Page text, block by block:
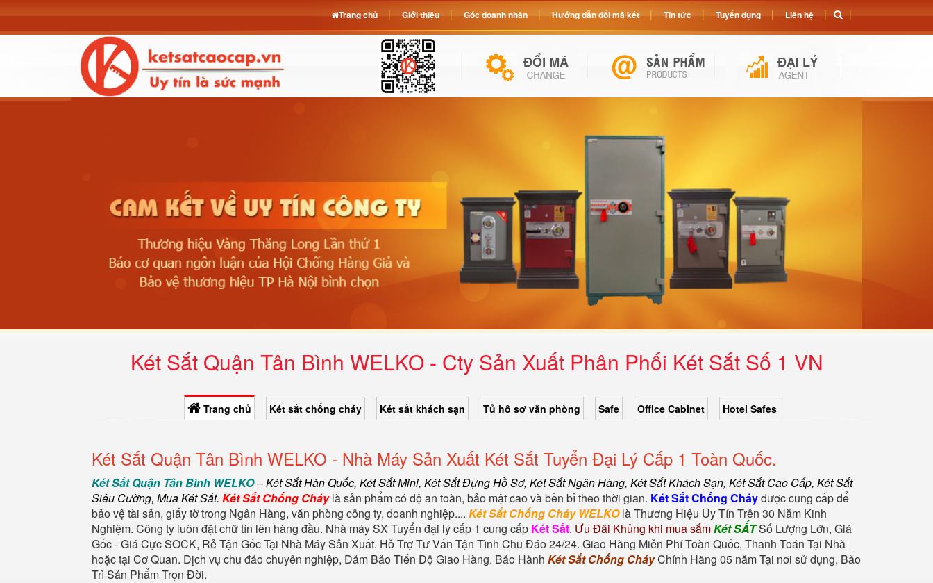
Két Sắt Quận Tân Bình WELKO - Cty Sản Xuất Phân Phối Két Sắt Số 1 VN
Trang chủ Két sắt chống cháy Két sắt khách sạn Tủ hồ sơ văn phòng Safe Office Cabinet Hotel Safes
Két Sắt Quận Tân Bình WELKO - Nhà Máy Sản Xuất Két Sắt Tuyển Đại Lý Cấp 1 Toàn Quốc.
Két Sắt Quận Tân Bình WELKO–Két Sắt Hàn Quốc, Két Sắt Mini, Két Sắt Đựng Hồ Sơ, Két Sắt Ngân Hàng, Két Sắt Khách Sạn, Két Sắt Cao Cấp, Két Sắt
Siêu Cường, Mua Két Sắt. Két Sắt Chống Cháylà sản phẩm có độ an toàn, bảo mật cao và bền bỉ theo thời gian. Két Sắt Chống Cháyđược cung cấp để
bảo vệ tài sản, giấy tờ trong Ngân Hàng, văn phòng công ty, doanh nghiệp.... Két Sắt Chống Cháy WELKOlà Thương Hiệu Uy Tín Trên 30 Năm Kinh
Nghiệm. Công ty luôn đặt chữ tín lên hàng đầu. Nhà máy SX Tuyển đại lý cấp 1 cung cấp Két Sắt. Ưu Đãi Khủng khi mua sắmKét SẮTSố Lượng Lớn, Giá
Gốc - Giá Cực SOCK, Rẻ Tận Gốc Tại Nhà Máy Sản Xuất. Hỗ Trợ Tư Vấn Tận Tình Chu Đáo 24/24. Giao Hàng Miễn Phí Toàn Quốc, Thanh Toán Tại Nhà
hoặc tại Cơ Quan. Dịch vụ chu đáo chuyên nghiệp, Đảm Bảo Tiến Độ Giao Hàng. Bảo Hành Két Sắt Chống CháyChính Hãng 05 năm Tại nơi sử dụng, Bảo
Trì Sản Phẩm Trọn Đời.
Trang chủ Giới thiệu Góc doanh nhân Hướng dẫn đổi mã két Tin tức Tuyển dụng Liên hệ